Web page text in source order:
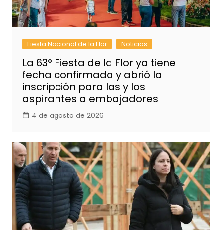
Fiesta Nacional de la Flor Noticias
La 63° Fiesta de la Flor ya tiene
fecha confirmada y abrió la
inscripción para las y los
aspirantes a embajadores
4 de agosto de 2026